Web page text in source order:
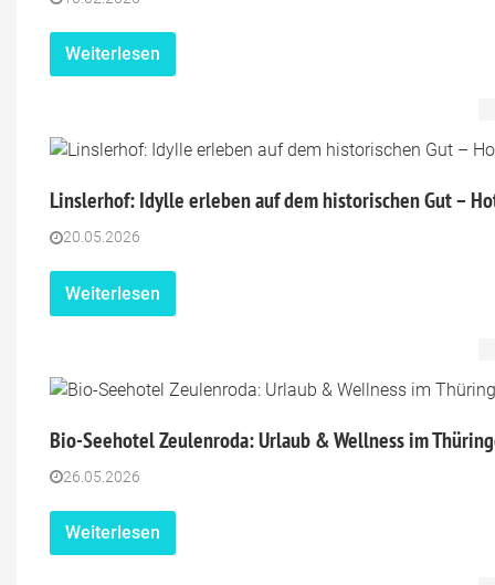
Weiterlesen
Linslerhof: Idylle erleben auf dem historischen Gut –
20.05.2026
Weiterlesen
Bio-Seehotel Zeulenroda: Urlaub & Wellness im
26.05.2026
Weiterlesen